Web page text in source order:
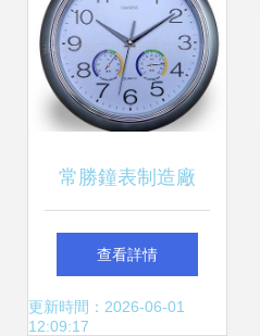
常勝鐘表制造廠
33cm溫濕度掛鐘，
讓時間與舒適同步
查看詳情
更新時間：2026-06-01
12:09:17